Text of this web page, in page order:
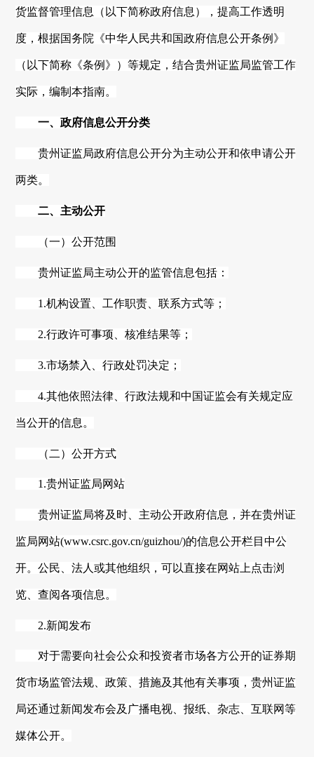
货监督管理信息（以下简称政府信息），提高工作透明
度，根据国务院《中华人民共和国政府信息公开条例》
（以下简称《条例》）等规定，结合贵州证监局监管工作
实际，编制本指南。
一、政府信息公开分类
贵州证监局政府信息公开分为主动公开和依申请公开
两类。
二、主动公开
（一）公开范围
贵州证监局主动公开的监管信息包括：
1.机构设置、工作职责、联系方式等；
2.行政许可事项、核准结果等；
3.市场禁入、行政处罚决定；
4.其他依照法律、行政法规和中国证监会有关规定应
当公开的信息。
（二）公开方式
1.贵州证监局网站
贵州证监局将及时、主动公开政府信息，并在贵州证
监局网站(www.csrc.gov.cn/guizhou/)的信息公开栏目中公
开。公民、法人或其他组织，可以直接在网站上点击浏
览、查阅各项信息。
2.新闻发布
对于需要向社会公众和投资者市场各方公开的证券期
货市场监管法规、政策、措施及其他有关事项，贵州证监
局还通过新闻发布会及广播电视、报纸、杂志、互联网等
媒体公开。